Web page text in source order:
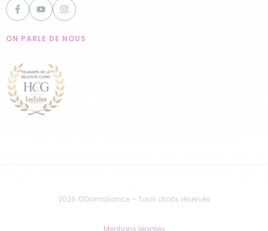
ON PARLE DE NOUS
2026 ©Domaliance – Tous droits réservés